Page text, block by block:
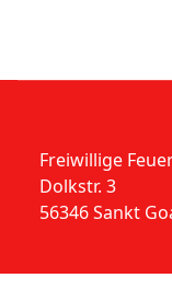
Freiwillige
Dolkstr. 3
56346 Sankt